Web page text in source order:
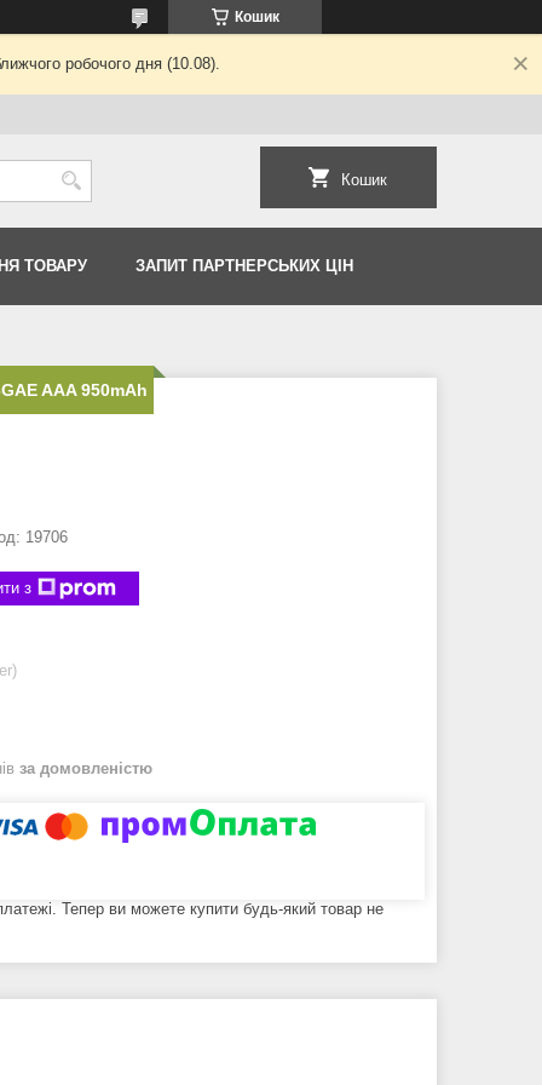
Кошик
робочого дня (10.08).
Кошик
ТОВАРУ ЗАПИТ ПАРТНЕРСЬКИХ ЦІН
AAA 950mAh
19706
з
за домовленістю
Тепер ви можете купити будь-який товар не